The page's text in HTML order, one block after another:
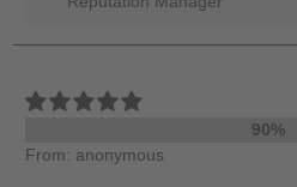
90%
From: anonymous